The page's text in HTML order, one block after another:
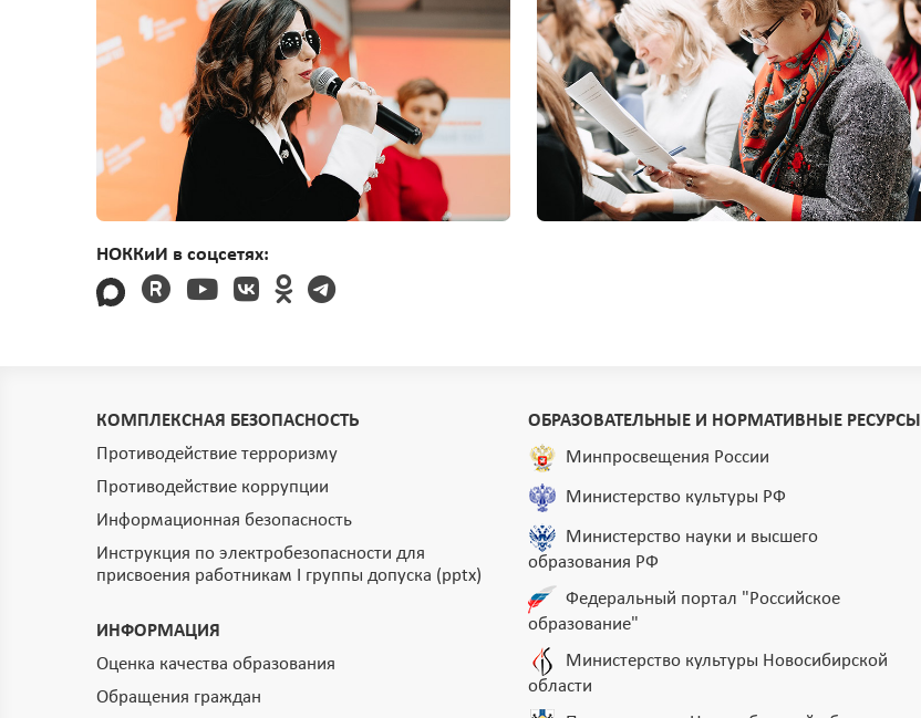
НОККиИ в соцсетях:
КОМПЛЕКСНАЯ БЕЗОПАСНОСТЬ
Противодействие терроризму
Противодействие коррупции
Информационная безопасность
Инструкция по электробезопасности для
присвоения работникам I группы допуска (pptx)
ИНФОРМАЦИЯ
Оценка качества образования
Обращения граждан
ОБРАЗОВАТЕЛЬНЫЕ И НОРМАТИВНЫЕ РЕСУРСЫ
Минпросвещения России
Министерство культуры РФ
Министерство науки и высшего
образования РФ
Федеральный портал "Российское
образование"
Министерство культуры Новосибирской
области